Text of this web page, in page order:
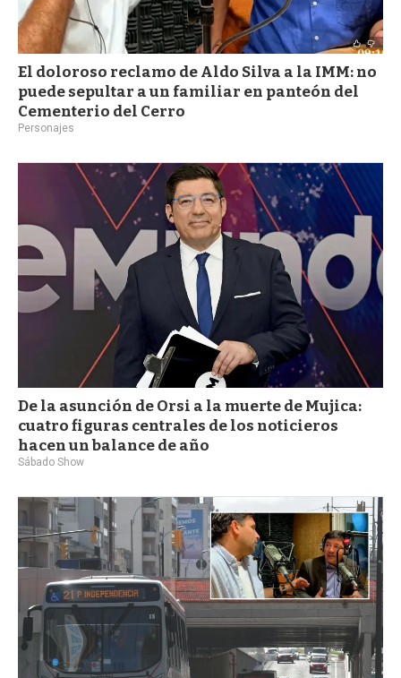
El doloroso reclamo de Aldo Silva a la IMM: no
puede sepultar a un familiar en panteón del
Cementerio del Cerro
Personajes
De la asunción de Orsi a la muerte de Mujica:
cuatro figuras centrales de los noticieros
hacen un balance de año
Sábado Show